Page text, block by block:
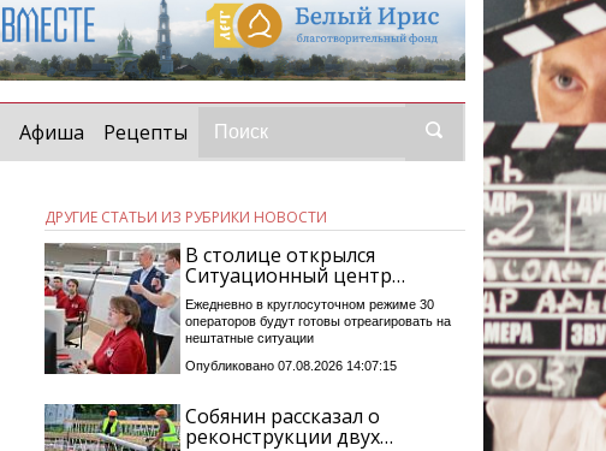
Афиша Рецепты
ДРУГИЕ СТАТЬИ ИЗ РУБРИКИ НОВОСТИ
В столице открылся
Ситуационный центр…
Ежедневно в круглосуточном режиме 30
операторов будут готовы отреагировать на
нештатные ситуации
Опубликовано 07.08.2026 14:07:15
Собянин рассказал о
реконструкции двух…